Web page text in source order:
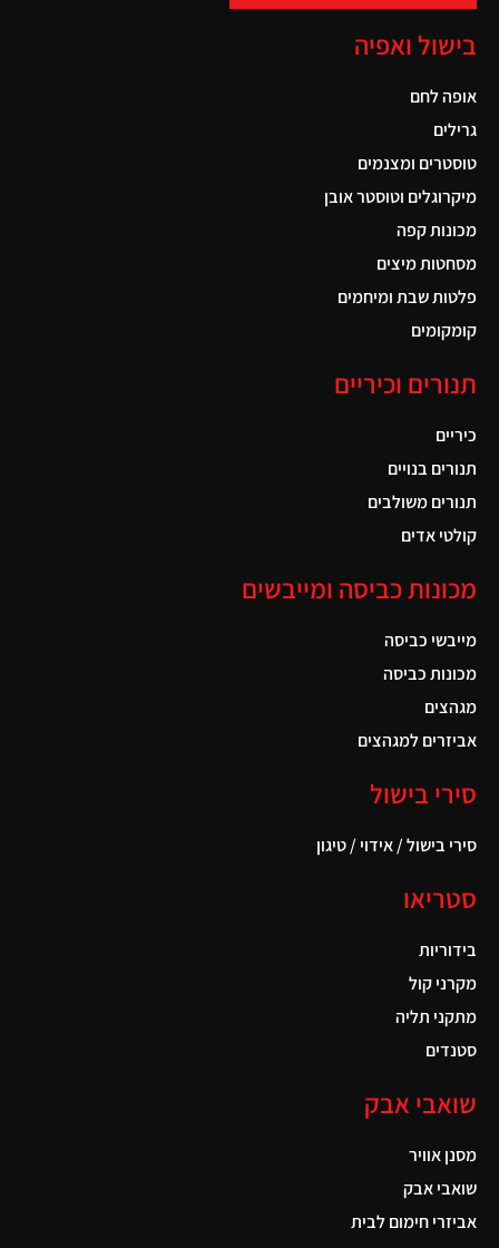
בישול ואפיה
אופה לחם
גרילים
טוסטרים ומצנמים
מיקרוגלים וטוסטר אובן
מכונות קפה
מסחטות מיצים
פלטות שבת ומיחמים
קומקומים
תנורים וכיריים
כיריים
תנורים בנויים
תנורים משולבים
קולטי אדים
מכונות כביסה ומייבשים
מייבשי כביסה
מכונות כביסה
מגהצים
אביזרים למגהצים
סירי בישול
סירי בישול / אידוי / טיגון
סטריאו
בידוריות
מקרני קול
מתקני תליה
סטנדים
שואבי אבק
מסנן אוויר
שואבי אבק
אביזרי חימום לבית